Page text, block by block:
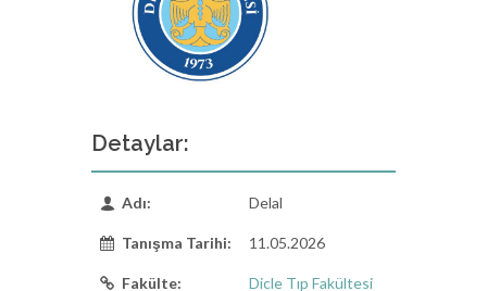
Detaylar:
Adı: Delal
Tanışma Tarihi: 11.05.2026
Fakülte: Dicle Tıp Fakültesi